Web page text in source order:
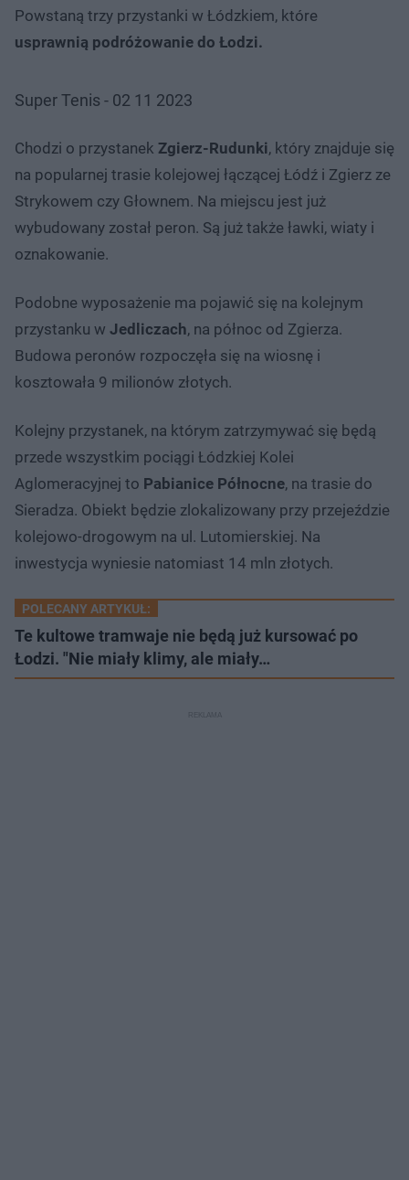
Powstaną trzy przystanki w Łódzkiem, które
usprawnią podróżowanie do Łodzi.
Super Tenis - 02 11 2023
Chodzi o przystanek Zgierz-Rudunki, który znajduje się
na popularnej trasie kolejowej łączącej Łódź i Zgierz ze
Strykowem czy Głownem. Na miejscu jest już
wybudowany został peron. Są już także ławki, wiaty i
oznakowanie.
Podobne wyposażenie ma pojawić się na kolejnym
przystanku w Jedliczach, na północ od Zgierza.
Budowa peronów rozpoczęła się na wiosnę i
kosztowała 9 milionów złotych.
Kolejny przystanek, na którym zatrzymywać się będą
przede wszystkim pociągi Łódzkiej Kolei
Aglomeracyjnej to Pabianice Północne, na trasie do
Sieradza. Obiekt będzie zlokalizowany przy przejeździe
kolejowo-drogowym na ul. Lutomierskiej. Na
inwestycja wyniesie natomiast 14 mln złotych.
POLECANY ARTYKUŁ:
Te kultowe tramwaje nie będą już kursować po
Łodzi. "Nie miały klimy, ale miały…